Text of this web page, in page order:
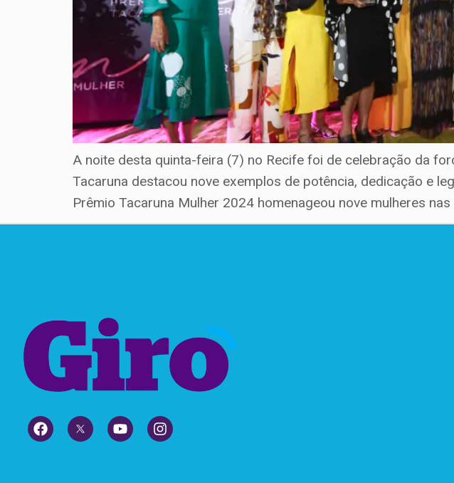
A noite desta quinta-feira (7) no Recife foi de celebração da
Tacaruna destacou nove exemplos de potência, dedicação e
Prêmio Tacaruna Mulher 2024 homenageou nove mulheres